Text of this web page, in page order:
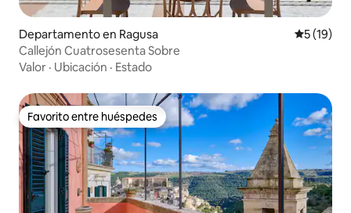
Departamento en Ragusa
5 (19)
Callejón Cuatrosesenta Sobre
Valor · Ubicación · Estado
Favorito entre huéspedes
Favorito entre huéspedes